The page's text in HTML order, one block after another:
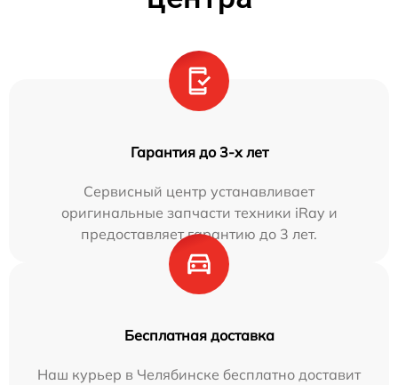
Гарантия до 3-х лет
Сервисный центр устанавливает
оригинальные запчасти техники iRay и
предоставляет гарантию до 3 лет.
Бесплатная доставка
Наш курьер в Челябинске бесплатно доставит